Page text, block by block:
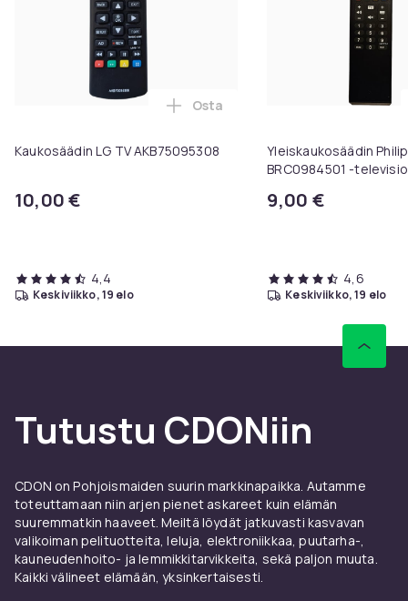
Kaukosäädin LG TV AKB75095308
10,00 €
Lisää Kaukosäädin LG TV
Osta
4,4
keskiviikko, 19 elo
Yleiskaukosäädin
BRC0984501 -
9,00 €
4,6
keskiviikko, 19 elo
Tutustu CDONiin
CDON on Pohjoismaiden suurin markkinapaikka. Autamme
toteuttamaan niin arjen pienet askareet kuin elämän
suuremmatkin haaveet. Meiltä löydät jatkuvasti kasvavan
valikoiman pelituotteita, leluja, elektroniikkaa, puutarha-,
kauneudenhoito- ja lemmikkitarvikkeita, sekä paljon muuta.
Kaikki välineet elämään, yksinkertaisesti.